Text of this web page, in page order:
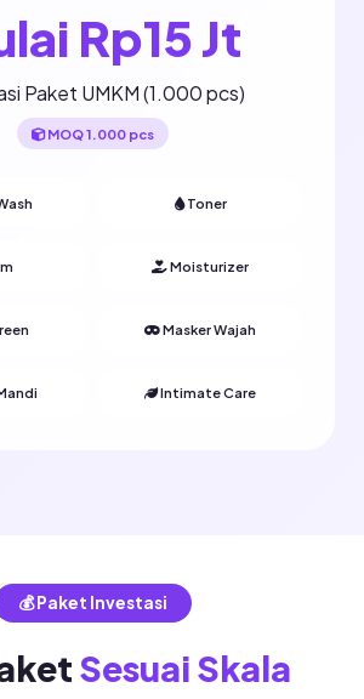
Rp15 Jt
Paket UMKM (1.000 pcs)
MOQ 1.000 pcs
Toner
Moisturizer
Masker Wajah
Intimate Care
💰 Paket Investasi
Sesuai Skala